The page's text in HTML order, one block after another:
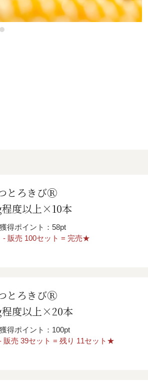
とろきびⓇ
度以上×10本
獲得ポイント：58pt
販売 100セット = 完売★
とろきびⓇ
度以上×20本
獲得ポイント：100pt
売 39セット = 残り 11セット★